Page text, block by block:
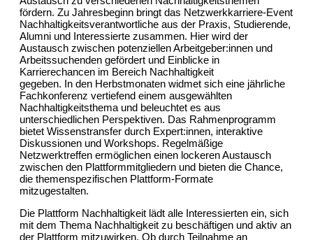
fördern. Zu Jahresbeginn bringt das Netzwerkkarriere-Event
Nachhaltigkeitsverantwortliche aus der Praxis, Studierende,
Alumni und Interessierte zusammen. Hier wird der
Austausch zwischen potenziellen Arbeitgeber:innen und
Arbeitssuchenden gefördert und Einblicke in
Karrierechancen im Bereich Nachhaltigkeit
gegeben. In den Herbstmonaten widmet sich eine jährliche
Fachkonferenz vertiefend einem ausgewählten
Nachhaltigkeitsthema und beleuchtet es aus
unterschiedlichen Perspektiven. Das Rahmenprogramm
bietet Wissenstransfer durch Expert:innen, interaktive
Diskussionen und Workshops. Regelmäßige
Netzwerktreffen ermöglichen einen lockeren Austausch
zwischen den Plattformmitgliedern und bieten die Chance,
die themenspezifischen Plattform-Formate
mitzugestalten.
Die Plattform Nachhaltigkeit lädt alle Interessierten ein, sich
mit dem Thema Nachhaltigkeit zu beschäftigen und aktiv an
der Plattform mitzuwirken. Ob durch Teilnahme an